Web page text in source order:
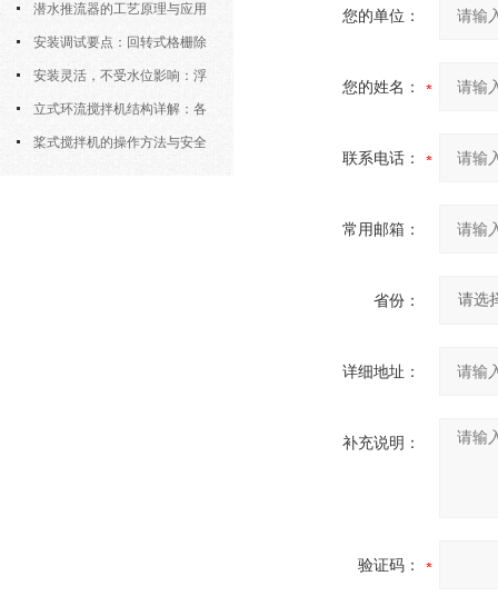
的布置位置对回流效果的影响
潜水推流器的工艺原理与应用
逻辑安装调试要点：回转式格栅除
污机的土建配合要求与水平度校准
安装灵活，不受水位影响：浮
筒式曝气机的结构优势与适用场景
立式环流搅拌机结构详解：各
部件的功能与协同
桨式搅拌机的操作方法与安全
您的单位：
您的姓名：
联系电话：
常用邮箱：
省份：
详细地址：
补充说明：
验证码：